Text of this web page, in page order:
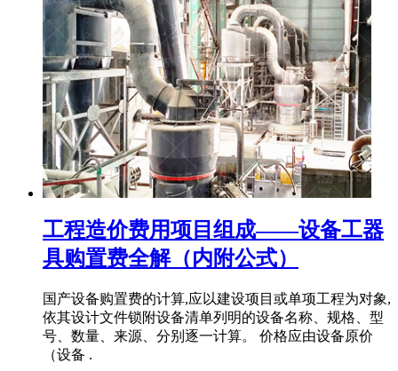
工程造价费用项目组成——设备工器
具购置费全解（内附公式）
国产设备购置费的计算,应以建设项目或单项工程为对象,
依其设计文件锁附设备清单列明的设备名称、规格、型
号、数量、来源、分别逐一计算。 价格应由设备原价
（设备 .